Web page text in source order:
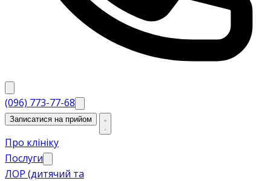
(096) 773-77-68
Записатися на прийом
Про клініку
Послуги
ЛОР (дитячий та